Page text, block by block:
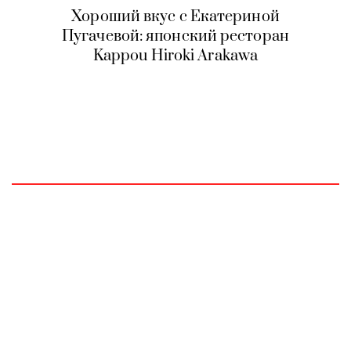
Хороший вкус с Екатериной
Пугачевой: японский ресторан
Kappou Hiroki Arakawa